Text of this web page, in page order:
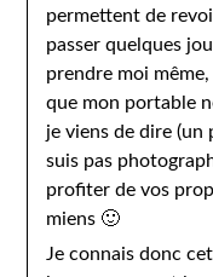
permettent de
passer quelques
prendre moi
que mon portable
je viens de dire (un
suis pas
profiter de vos
miens 🙂
Je connais donc